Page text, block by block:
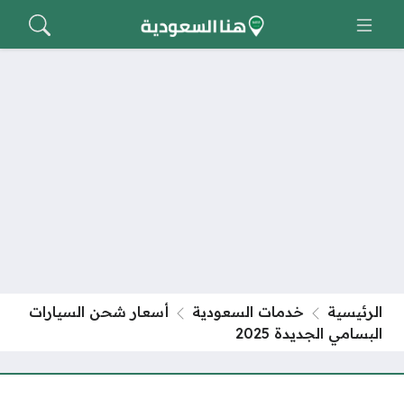
الرئيسية خدمات السعودية
أسعار شحن السيارات
البسامي الجديدة 2025